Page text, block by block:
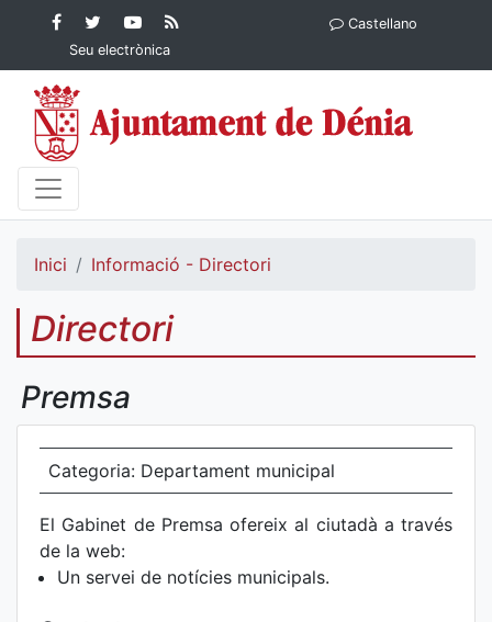
Contingut principalFacebook
Ajuntament de Dénia
Twitter
Ajuntament de
Dénia
YouTube
Ajuntament
de Dénia
Ajuntament
Seu electrònica
Castellano
Inici Informació - Directori
Directori
Premsa
Categoria: Departament municipal
El Gabinet de Premsa ofereix al ciutadà a través
de la web:
Un servei de notícies municipals.